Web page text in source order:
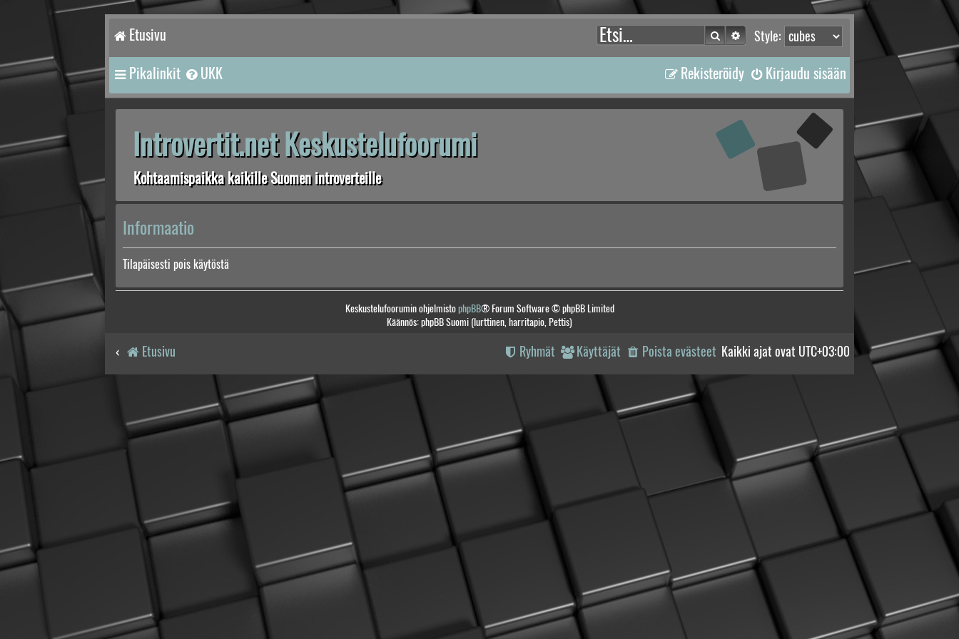
Etusivu Style:
Etsi Tarkennettu haku
Pikalinkit UKK Kirjaudu sisään
Rekisteröidy
Introvertit.net Keskustelufoorumi
Kohtaamispaikka kaikille Suomen introverteille
Informaatio
Tilapäisesti pois käytöstä
Keskustelufoorumin ohjelmistophpBB® Forum Software © phpBB Limited
Käännös: phpBB Suomi (lurttinen, harritapio, Pettis)
Etusivu Kaikki ajat ovat UTC+03:00
Poista evästeet
Käyttäjät
Ryhmät